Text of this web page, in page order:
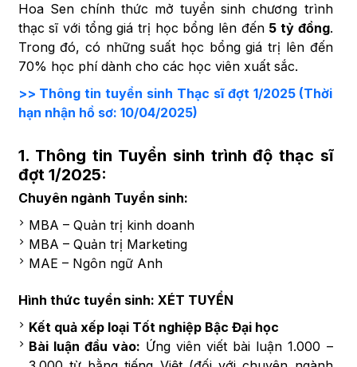
Hoa Sen chính thức mở tuyển sinh chương trình
thạc sĩ với tổng giá trị học bổng lên đến 5 tỷ đồng.
Trong đó, có những suất học bổng giá trị lên đến
70% học phí dành cho các học viên xuất sắc.
>> Thông tin tuyển sinh Thạc sĩ đợt 1/2025 (Thời
hạn nhận hồ sơ: 10/04/2025)
1. Thông tin Tuyển sinh trình độ thạc sĩ
đợt 1/2025:
Chuyên ngành Tuyển sinh:
MBA – Quản trị kinh doanh
MBA – Quản trị Marketing
MAE – Ngôn ngữ Anh
Hình thức tuyển sinh: XÉT TUYỂN
Kết quả xếp loại Tốt nghiệp Bậc Đại học
Bài luận đầu vào: Ứng viên viết bài luận 1.000 –